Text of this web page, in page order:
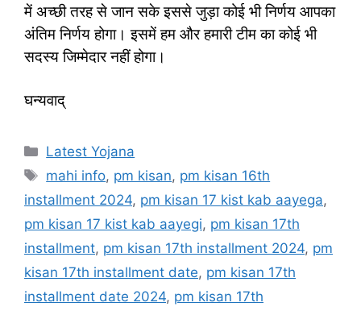
में अच्छी तरह से जान सके इससे जुड़ा कोई भी निर्णय आपका
अंतिम निर्णय होगा। इसमें हम और हमारी टीम का कोई भी
सदस्य जिम्मेदार नहीं होगा।
घन्यवाद्
Categories
Latest Yojana
Tags
mahi info, pm kisan, pm kisan 16th
installment 2024, pm kisan 17 kist kab aayega,
pm kisan 17 kist kab aayegi, pm kisan 17th
installment, pm kisan 17th installment 2024, pm
kisan 17th installment date, pm kisan 17th
installment date 2024, pm kisan 17th